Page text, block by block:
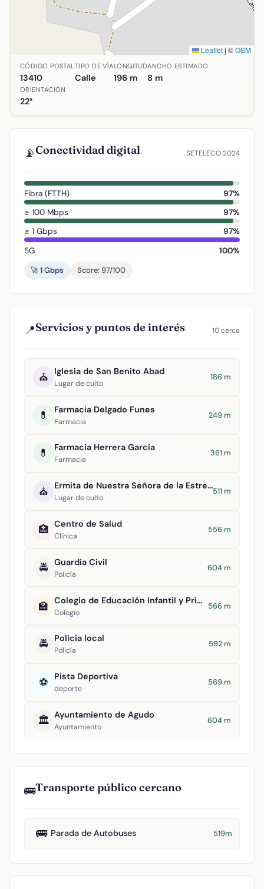
Leaflet | ©OSM
Ubicación de Calle Campanas en Agudo, Ciudad Real.
CÓDIGO POSTAL
13410
TIPO DE VÍA
Calle
LONGITUD
196 m
ANCHO ESTIMADO
8 m
ORIENTACIÓN
22°
📡Conectividad digital SETELECO 2024
Fibra (FTTH)
97%
≥ 100 Mbps
97%
≥ 1 Gbps
97%
5G
100%
🚀 1 Gbps
Score: 97/100
📍Servicios y puntos de interés 10 cerca
⛪ Iglesia de San Benito Abad
Lugar de culto
186 m
💊 Farmacia Delgado Funes
Farmacia
249 m
💊 Farmacia Herrera García
Farmacia
361 m
⛪ Ermita de Nuestra Señora de la Estrella
Lugar de culto
511 m
🏥 Centro de Salud
Clínica
556 m
🚔 Guardia Civil
Policía
604 m
🏫 Colegio de Educación Infantil y Primaria Virgen de la Estrella
Colegio
566 m
🚔 Policia local
Policía
592 m
⚽ Pista Deportiva
deporte
569 m
🏛️ Ayuntamiento de Agudo
Ayuntamiento
604 m
🚌Transporte público cercano
🚌 Parada de Autobuses 519m